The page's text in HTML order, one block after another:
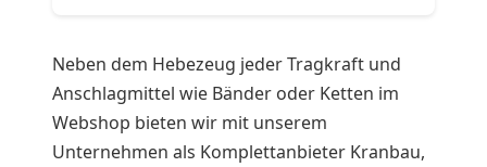
Neben dem Hebezeug jeder Tragkraft und
Anschlagmittel wie Bänder oder Ketten im
Webshop bieten wir mit unserem
Unternehmen als Komplettanbieter Kranbau,